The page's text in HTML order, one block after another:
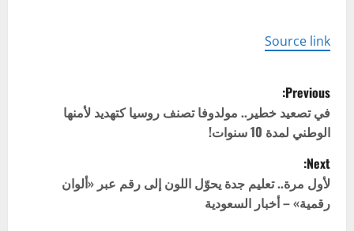
Source link
P
o
s
t
n
Previous:
في تصعيد خطير.. مولدوفا تصنف روسيا كتهديد لأمنها
الوطني لمدة 10 سنوات!
Next:
لأول مرة.. تعليم جدة يحوّل اللون إلى رقم عبر «ألوان
رقمية» – أخبار السعودية